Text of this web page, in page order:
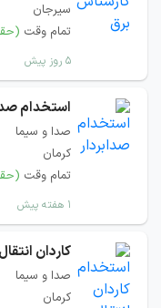
سیرجان
تمام وقت
۵ روز پیش
استخدام
صدا و سیما
کرمان
تمام وقت
۱ هفته پیش
کاردان
صدا و سیما
کرمان